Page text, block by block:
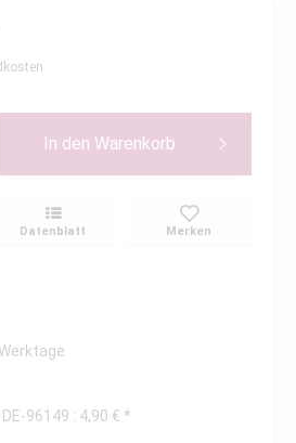
In den Warenkorb
Datenblatt Merken
96149 : 4,90 € *